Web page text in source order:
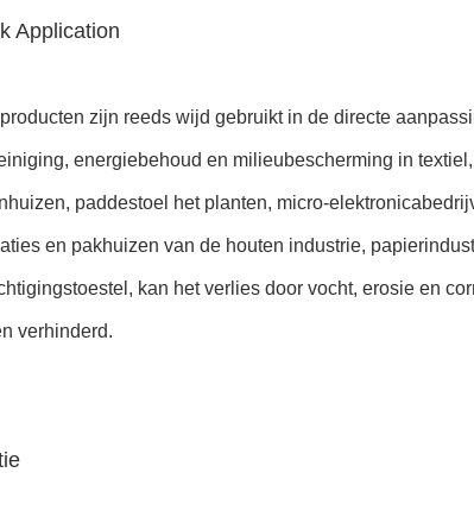
Application
zijn reeds wijd gebruikt in de directe
energiebehoud en milieubescherming in
paddestoel het planten, micro-
en pakhuizen van de houten industrie,
kan het verlies door vocht, erosie en
verhinderd.